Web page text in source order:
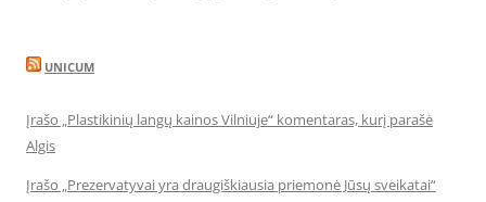
UNICUM
Įrašo „Plastikinių langų kainos Vilniuje“ komentaras, kurį parašė
Algis
Įrašo „Prezervatyvai yra draugiškiausia priemonė Jūsų sveikatai“